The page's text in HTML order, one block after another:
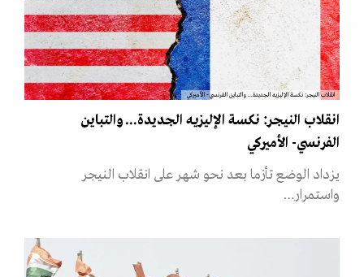
انقلاب النيجر: نكسة الإليزيه الجديدة... والتباين الفرنسي- الأميركي
انقلاب النيجر: نكسة الإليزيه الجديدة... والتباين
الفرنسي- الأميركي
يزداد الوضع تأزما بعد نحو شهر على انقلاب النيجر
واستمرار…